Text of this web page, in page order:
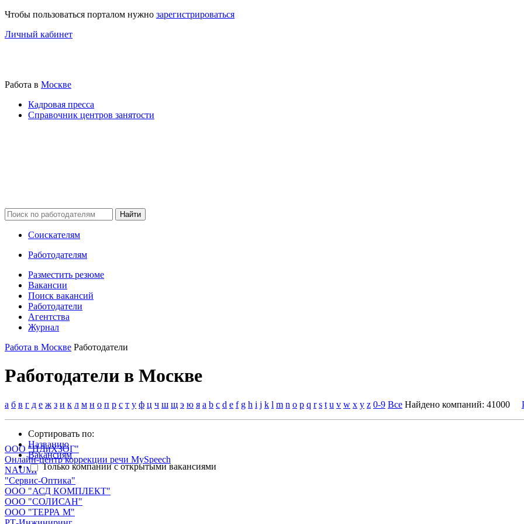
Чтобы пользоваться порталом нужно зарегистрироваться
Личный кабинет
Работа в Москве
Кадровая пресса
Справочник центров занятости
Соискателям
Работодателям
Разместить резюме
Вакансии
Поиск вакансий
Работодатели
Агентства
Журнал
Работа в Москве Работодатели
Работодатели в Москве
а б в г д е ж з и к л м н о п р с т у ф ц ч ш щ э ю я a b c d e f g h i j k l m n o p q r s t u v w x y z 0-9 Все Найдено компаний: 41000
Сортировать по:
Названию
Вакансиям
Только компании с открытыми вакансиями
ООО "ЦДиХЗОГ"
Онлайн-центр коррекции речи MySpeech
NAUMI
"Сервис-Оптика"
ООО "АСД КОМПЛЕКТ"
ООО "СОЛИСАН"
ООО "ТЕРРА М"